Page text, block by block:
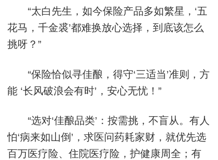
“太白先生，如今保险产品多如繁星，‘五
花马，千金裘’都难换放心选择，到底该怎么
挑呀？”
“保险恰似寻佳酿，得守‘三适当’准则，方
能 ‘长风破浪会有时’，安心无忧！”
“选对‘佳酿品类’：按需挑，不盲从。有人
怕‘病来如山倒’，求医问药耗家财，就优先选
百万医疗险、住院医疗险，护健康周全；有